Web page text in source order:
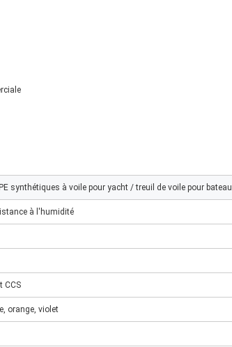
synthétiques à voile pour yacht / treuil de voile pour bateau
à l'humidité
CCS
orange, violet